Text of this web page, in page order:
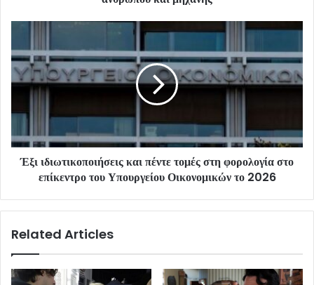
Έξι ιδιωτικοποιήσεις και πέντε τομές στη φορολογία στο
επίκεντρο του Υπουργείου Οικονομικών το 2026
Related Articles